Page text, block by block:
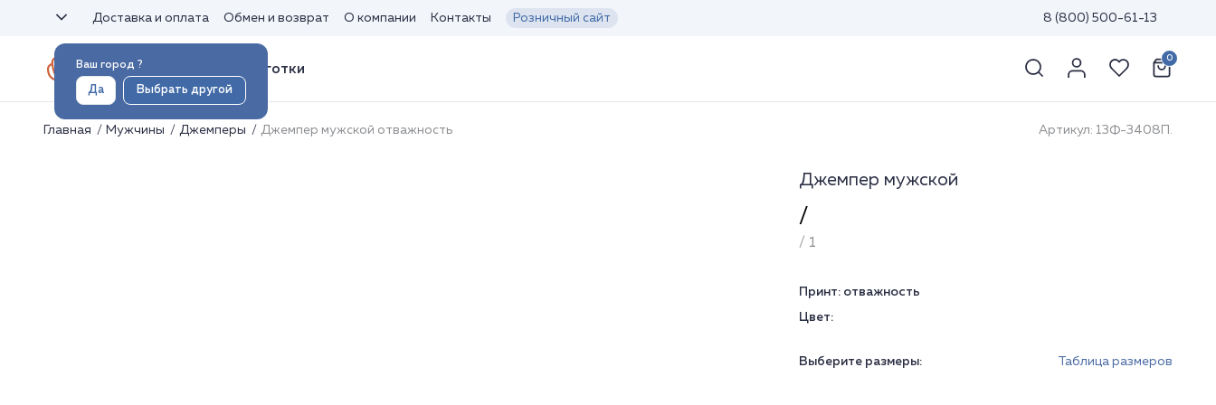
Ваш город ?
Да Выбрать другой
Доставка и оплата Обмен и возврат О компании Контакты Розничный сайт 8 (800) 500-61-13
Носки и колготки
0
Главная Мужчины Джемперы Джемпер мужской отважность Артикул: 13Ф-3408П.
Джемпер мужской
/
/ 1
Принт: отважность
Цвет:
Выберите размеры: Таблица размеров